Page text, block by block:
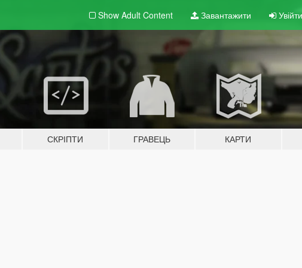
Show Adult Content Завантажити Увійти
СКРІПТИ ГРАВЕЦЬ КАРТИ